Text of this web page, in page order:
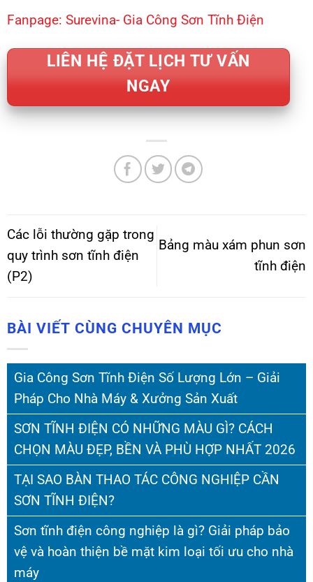
BÀI VIẾT CÙNG CHUYÊN MỤC
Gia Công Sơn Tĩnh Điện Số Lượng Lớn – Giải
Pháp Cho Nhà Máy & Xưởng Sản Xuất
SƠN TĨNH ĐIỆN CÓ NHỮNG MÀU GÌ? CÁCH
CHỌN MÀU ĐẸP, BỀN VÀ PHÙ HỢP NHẤT 2026
TẠI SAO BÀN THAO TÁC CÔNG NGHIỆP CẦN
SƠN TĨNH ĐIỆN?
Sơn tĩnh điện công nghiệp là gì? Giải pháp bảo
vệ và hoàn thiện bề mặt kim loại tối ưu cho nhà
máy
Fanpage: Surevina- Gia Công Sơn Tĩnh Điện
LIÊN HỆ ĐẶT LỊCH TƯ VẤN
NGAY
Các lỗi thường gặp trong
quy trình sơn tĩnh điện
(P2)
Bảng màu xám phun sơn
tĩnh điện